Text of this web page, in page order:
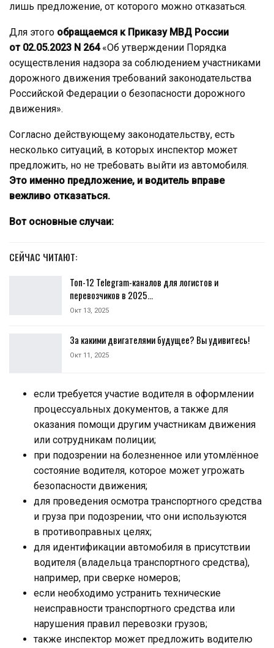
лишь предложение, от которого можно отказаться.
Для этого обращаемся к Приказу МВД России
от 02.05.2023 N 264«Об утверждении Порядка
осуществления надзора за соблюдением участниками
дорожного движения требований законодательства
Российской Федерации о безопасности дорожного
движения».
Согласно действующему законодательству, есть
несколько ситуаций, в которых инспектор может
предложить, но не требовать выйти из автомобиля.
Это именно предложение, и водитель вправе
вежливо отказаться.
Вот основные случаи:
СЕЙЧАС ЧИТАЮТ:
Топ-12 Telegram-каналов для логистов и
перевозчиков в 2025…
Окт 13, 2025
За какими двигателями будущее? Вы удивитесь!
Окт 11, 2025
если требуется участие водителя в оформлении
процессуальных документов, а также для
оказания помощи другим участникам движения
или сотрудникам полиции;
при подозрении на болезненное или утомлённое
состояние водителя, которое может угрожать
безопасности движения;
для проведения осмотра транспортного средства
и груза при подозрении, что они используются
в противоправных целях;
для идентификации автомобиля в присутствии
водителя (владельца транспортного средства),
например, при сверке номеров;
если необходимо устранить технические
неисправности транспортного средства или
нарушения правил перевозки грузов;
также инспектор может предложить водителю